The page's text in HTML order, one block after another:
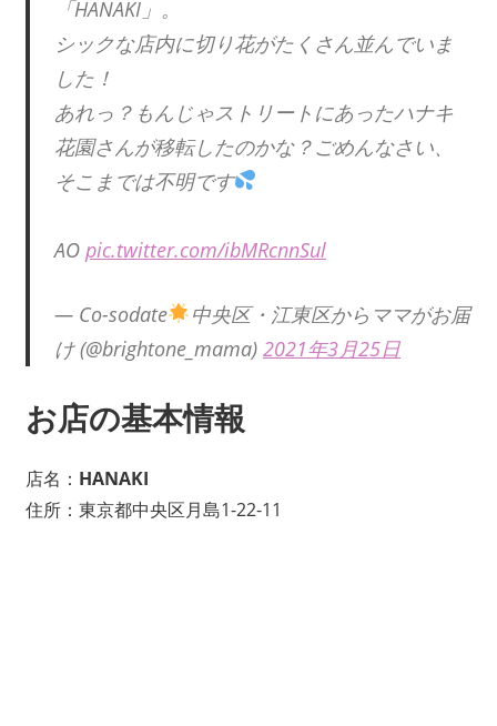
「HANAKI」。
シックな店内に切り花がたくさん並んでいま
した！
あれっ？もんじゃストリートにあったハナキ
花園さんが移転したのかな？ごめんなさい、
そこまでは不明です
AO pic.twitter.com/ibMRcnnSul
— Co-sodate
中央区・江東区からママがお届
け (@brightone_mama) 2021年3月25日
お店の基本情報
店名： HANAKI
住所：東京都中央区月島1-22-11